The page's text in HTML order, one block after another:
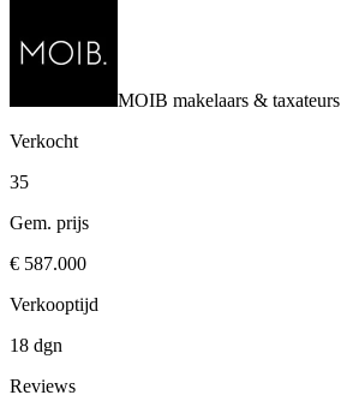
MOIB makelaars & taxateurs
Verkocht
35
Gem. prijs
€ 587.000
Verkooptijd
18 dgn
Reviews